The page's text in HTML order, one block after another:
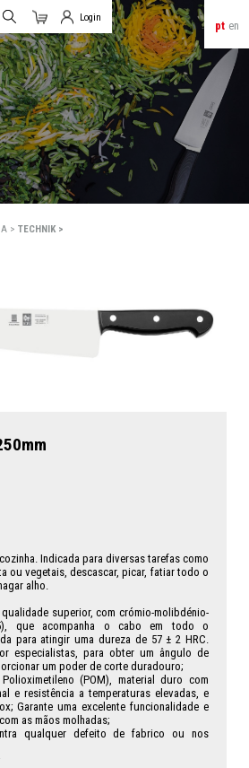
pt en
Login
>TECHNIK >
Indicada para diversas tarefas como
ou vegetais, descascar, picar, fatiar todo o
alho.
superior, com crómio-molibdénio-
que acompanha o cabo em todo o
para atingir uma dureza de 57 ± 2 HRC.
especialistas, para obter um ângulo de
um poder de corte duradouro;
(POM), material duro com
e resistência a temperaturas elevadas, e
Garante uma excelente funcionalidade e
as mãos molhadas;
qualquer defeito de fabrico ou nos